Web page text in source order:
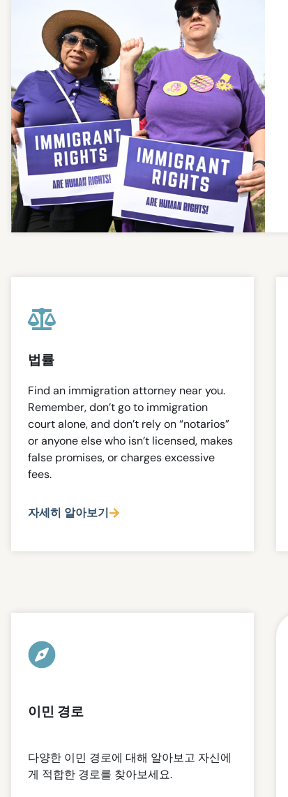
법률
Find an immigration attorney near you.
Remember, don’t go to immigration
court alone, and don’t rely on “notarios”
or anyone else who isn’t licensed, makes
false promises, or charges excessive
fees.
자세히 알아보기
이민 경로
다양한 이민 경로에 대해 알아보고 자신에
게 적합한 경로를 찾아보세요.